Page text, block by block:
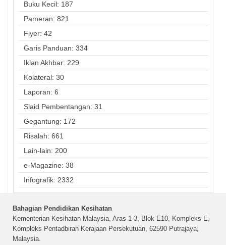
Buku Kecil: 187
Pameran: 821
Flyer: 42
Garis Panduan: 334
Iklan Akhbar: 229
Kolateral: 30
Laporan: 6
Slaid Pembentangan: 31
Gegantung: 172
Risalah: 661
Lain-lain: 200
e-Magazine: 38
Infografik: 2332
Bahagian Pendidikan Kesihatan
Kementerian Kesihatan Malaysia, Aras 1-3, Blok E10, Kompleks E,
Kompleks Pentadbiran Kerajaan Persekutuan, 62590 Putrajaya,
Malaysia.